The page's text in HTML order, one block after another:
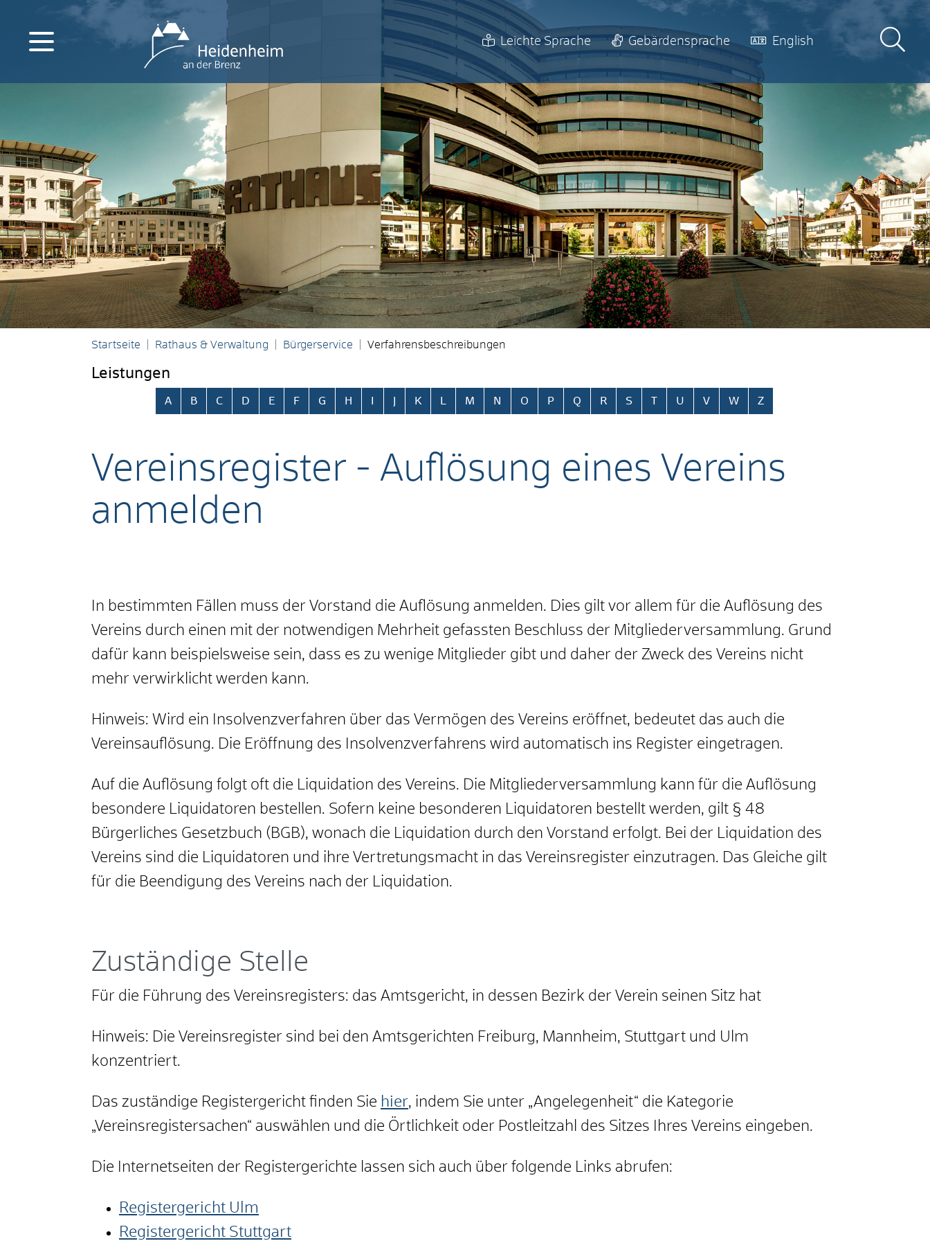
Leichte Sprache Gebärdensprache English
Startseite Rathaus & Verwaltung Bürgerservice Verfahrensbeschreibungen
Leistungen
Alphabetisches Register überspringen
A B C D E F G H K M N O P Q R S T U V W Z
Vereinsregister - Auflösung eines Vereins
anmelden
In bestimmten Fällen muss der Vorstand die Auflösung anmelden. Dies gilt vor allem für die Auflösung des
Vereins durch einen mit der notwendigen Mehrheit gefassten Beschluss der Mitgliederversammlung. Grund
dafür kann beispielsweise sein, dass es zu wenige Mitglieder gibt und daher der Zweck des Vereins nicht
mehr verwirklicht werden kann.
Hinweis: Wird ein Insolvenzverfahren über das Vermögen des Vereins eröffnet, bedeutet das auch die
Vereinsauflösung. Die Eröffnung des Insolvenzverfahrens wird automatisch ins Register eingetragen.
Auf die Auflösung folgt oft die Liquidation des Vereins. Die Mitgliederversammlung kann für die Auflösung
besondere Liquidatoren bestellen. Sofern keine besonderen Liquidatoren bestellt werden, gilt § 48
Bürgerliches Gesetzbuch (BGB), wonach die Liquidation durch den Vorstand erfolgt. Bei der Liquidation des
Vereins sind die Liquidatoren und ihre Vertretungsmacht in das Vereinsregister einzutragen. Das Gleiche gilt
für die Beendigung des Vereins nach der Liquidation.
Zuständige Stelle
Für die Führung des Vereinsregisters: das Amtsgericht, in dessen Bezirk der Verein seinen Sitz hat
Hinweis: Die Vereinsregister sind bei den Amtsgerichten Freiburg, Mannheim, Stuttgart und Ulm
konzentriert.
Das zuständige Registergericht finden Sie hier, indem Sie unter „Angelegenheit“ die Kategorie
„Vereinsregistersachen“ auswählen und die Örtlichkeit oder Postleitzahl des Sitzes Ihres Vereins eingeben.
Die Internetseiten der Registergerichte lassen sich auch über folgende Links abrufen:
Registergericht Ulm
Registergericht Stuttgart